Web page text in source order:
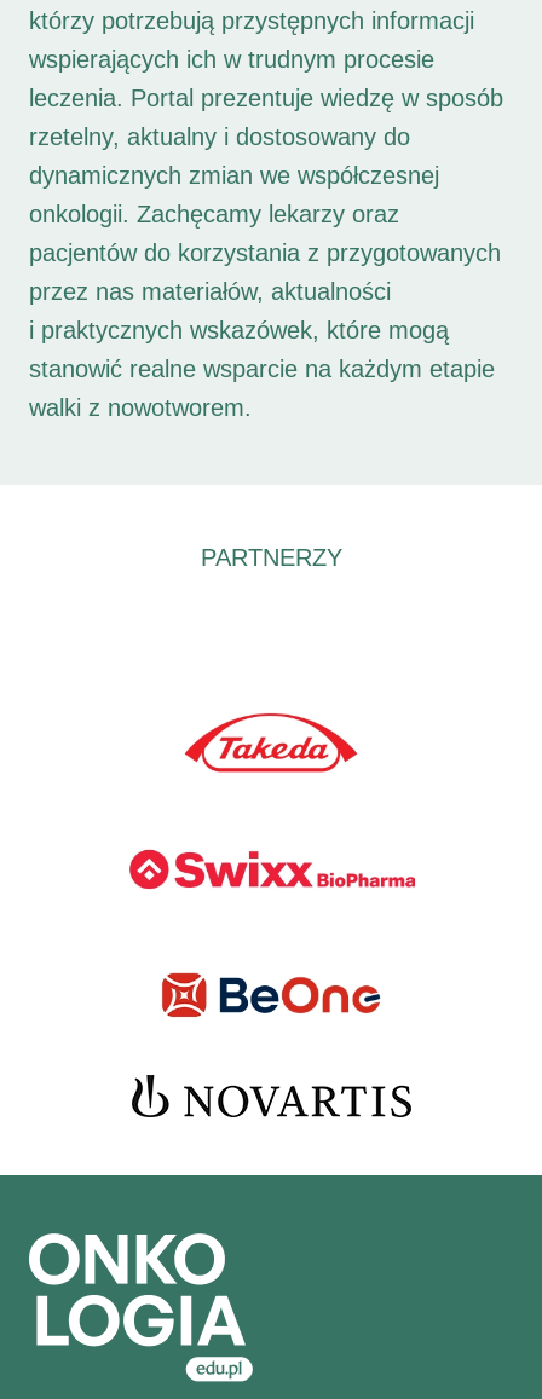
którzy potrzebują przystępnych informacji
wspierających ich w trudnym procesie
leczenia. Portal prezentuje wiedzę w sposób
rzetelny, aktualny i dostosowany do
dynamicznych zmian we współczesnej
onkologii. Zachęcamy lekarzy oraz
pacjentów do korzystania z przygotowanych
przez nas materiałów, aktualności
i praktycznych wskazówek, które mogą
stanowić realne wsparcie na każdym etapie
walki z nowotworem.
PARTNERZY